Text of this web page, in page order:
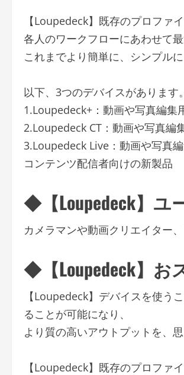
【Loupedeck】既存のプロファ
各人のワークフローにあわせて
これまでより簡単に、シンプル
以下、3つのデバイスがあります。
1.Loupedeck+：動画や写真編集
2.Loupedeck CT：動画や写真編
3.Loupedeck Live：動画や写真
コンテンツ配信者向けの新製品
◆【Loupedeck】
カメラマンや動画クリエイター
◆【Loupedeck】
【Loupedeck】デバイスを使う
ることが可能になり、
より質の高いアウトプットを、
【Loupedeck】既存のプロファ